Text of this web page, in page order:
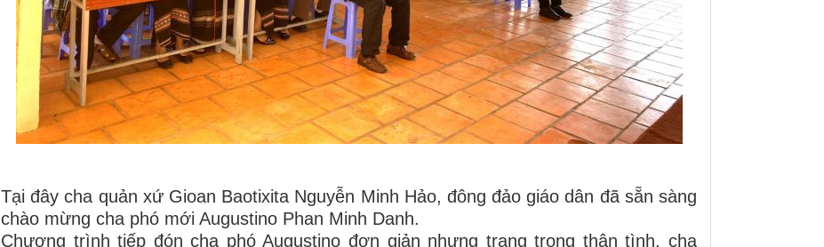
Tại đây cha quản xứ Gioan Baotixita Nguyễn Minh Hảo, đông đảo giáo dân đã sẵn sàng
chào mừng cha phó mới Augustino Phan Minh Danh.
Chương trình tiếp đón cha phó Augustino đơn giản nhưng trang trọng thân tình, cha